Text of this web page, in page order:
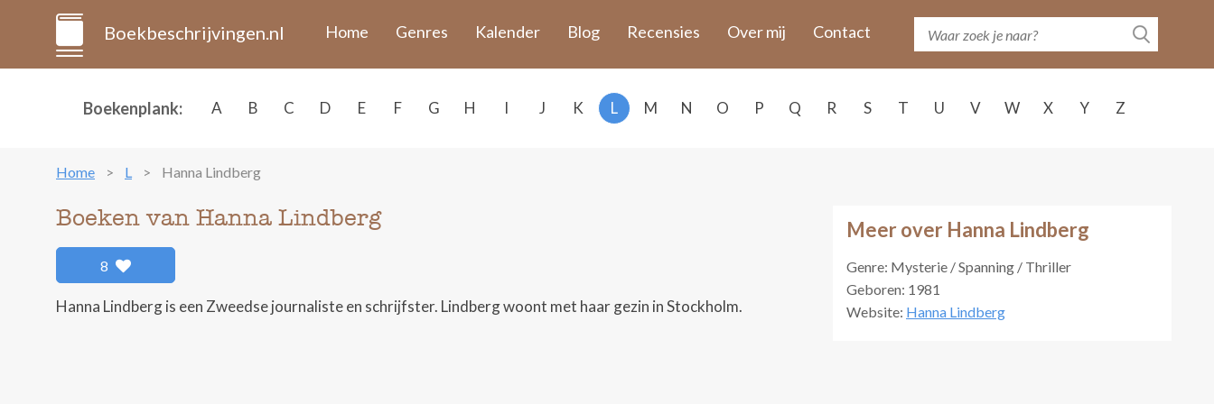
Boekbeschrijvingen.nl Home Genres Kalender Blog Recensies Over mij Contact
Boekenplank: A B C D E F G H I J K L M N O P Q R S T U V W X Y Z
Home L Hanna Lindberg
Meer over Hanna Lindberg
Genre: Mysterie / Spanning / Thriller
Geboren: 1981
Website: Hanna Lindberg
Boeken van Hanna Lindberg
8
Hanna Lindberg is een Zweedse journaliste en schrijfster. Lindberg woont met haar gezin in Stockholm.